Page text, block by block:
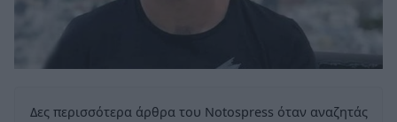
Δες περισσότερα άρθρα του Notospress όταν αναζητάς